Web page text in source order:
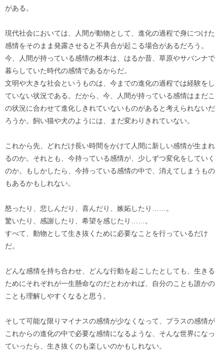
がある。
現代社会においては、人間が動物として、進化の過程で身につけた
感情をそのまま発露させると不具合が起こる場合があるだろう。
今、人間が持っている感情の根本は、はるか昔、草原やサバンナで
暮らしていた時代の感情であるからだ。
文明や大きな社会というものは、今までの進化の過程では経験をし
ていない状況である。だから、今、人間が持っている感情はまだこ
の状況に合わせて進化しきれていないものがあると考えられないだ
ろうか。飼い猫や犬のようには、まだ変わりきれていない。
これから先、どれだけ長い時間をかけて人間に新しい感情が生まれ
るのか。それとも、今持っている感情が、少しずつ変化をしていく
のか。もしかしたら、今持っている感情の中で、消えてしまうもの
もあるかもしれない。
怒ったり、悲しんだり、喜んだり、嫉妬したり……。
驚いたり、感謝したり、希望を感じたり……。
すべて、動物として生き抜くために必要なことを行っているだけ
だ。
どんな感情を持ち合わせ、どんな行動を起こしたとしても、生きる
ためにそれぞれが一生懸命なのだとわかれば、自分のことも誰かの
ことも理解しやすくなると思う。
そして可能な限りマイナスの感情が少なくなって、プラスの感情が
これからの進化の中で必要な感情になるような、そんな世界になっ
ていったら、生き抜くのも楽しいのかもしれない。